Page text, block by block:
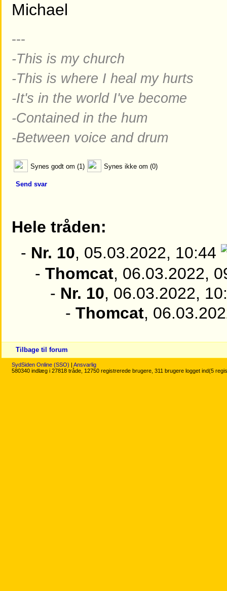
Michael
---
-This is my church
-This is where I heal my hurts
-It's in the world I've become
-Contained in the hum
-Between voice and drum
Synes godt om (1) Synes ikke om (0)
Send svar
Hele tråden:
- Nr. 10, 05.03.2022, 10:44
- Thomcat, 06.03.2022,
- Nr. 10, 06.03.2022,
- Thomcat,
Tilbage til forum
SydSiden Online (SSO) | Ansvarlig
580340 indlæg i 27818 tråde, 12750 registrerede brugere, 311 brugere logget ind(5